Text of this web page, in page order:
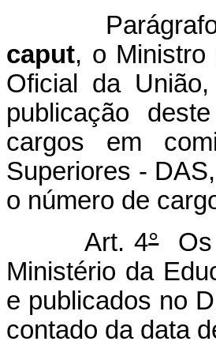
Parágrafo
caput, o Ministro
Oficial da
publicação
cargos em
Superiores -
o número de
Art. 4°Os
Ministério da
e publicados no
contado da data